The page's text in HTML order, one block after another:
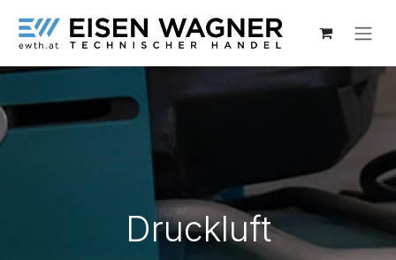
Druckluft